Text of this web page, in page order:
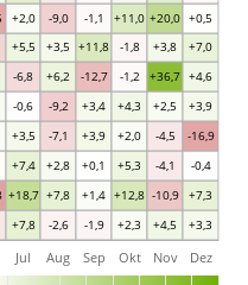
+7,8 -2,6 -1,9 +2,3 +4,5 +3,3
+18,7 +7,8 +1,4 +12,8 -10,9 +7,3
+7,4 +2,8 +0,1 +5,3 -4,1 -0,4
+3,5 -7,1 +3,9 +2,0 -4,5 -16,9
-0,6 -9,2 +3,4 +4,3 +2,5 +3,9
-6,8 +6,2 -12,7 -1,2 +36,7 +4,6
+5,5 +3,5 +11,8 -1,8 +3,8 +7,0
+2,0 -9,0 -1,1 +11,0 +20,0 +0,5
Jul Aug Sep Okt Nov Dez